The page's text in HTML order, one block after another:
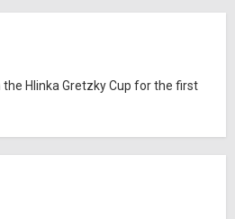
the Hlinka Gretzky Cup for the first